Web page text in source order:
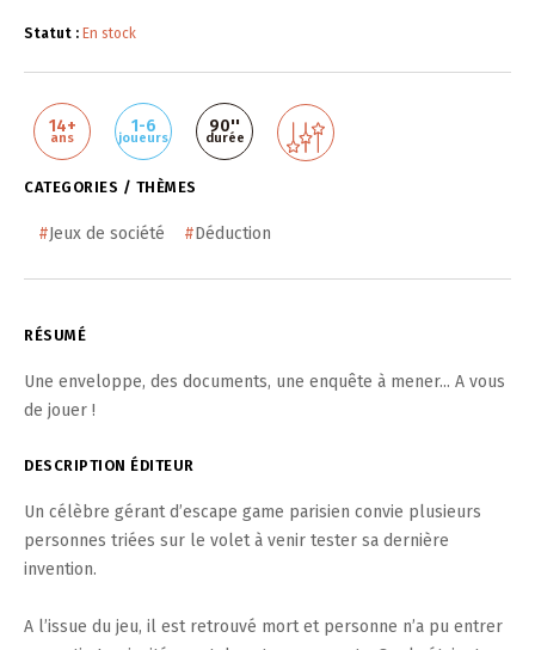
Statut : En stock
14+
ans
1-6
joueurs
90''
durée
CATEGORIES / THÈMES
#Jeux de société #Déduction
RÉSUMÉ
Une enveloppe, des documents, une enquête à mener... A vous
de jouer !
DESCRIPTION ÉDITEUR
Un célèbre gérant d’escape game parisien convie plusieurs
personnes triées sur le volet à venir tester sa dernière
invention.
A l’issue du jeu, il est retrouvé mort et personne n’a pu entrer